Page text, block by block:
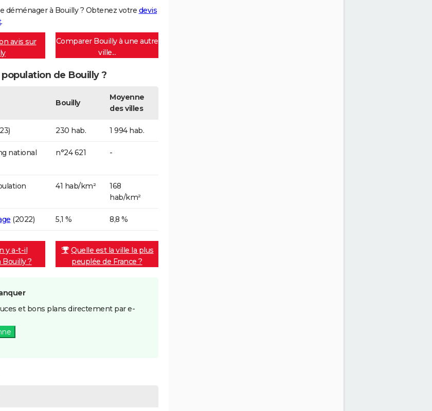
déménager à Bouilly ? Obtenez votre devis
.
avis sur
Comparer Bouilly à une autre
ville...
de Bouilly ?
Bouilly
Moyenne
des villes
230 hab. 1 994 hab.
national
n°24 621 -
41 hab/km²
168
hab/km²
(2022) 5,1 % 8,8 %
y a-t-il
?
Quelle est la ville la plus
peuplée de France ?
et bons plans directement par e-